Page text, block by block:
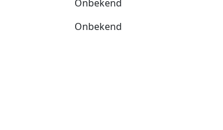
Onbekend
Onbekend